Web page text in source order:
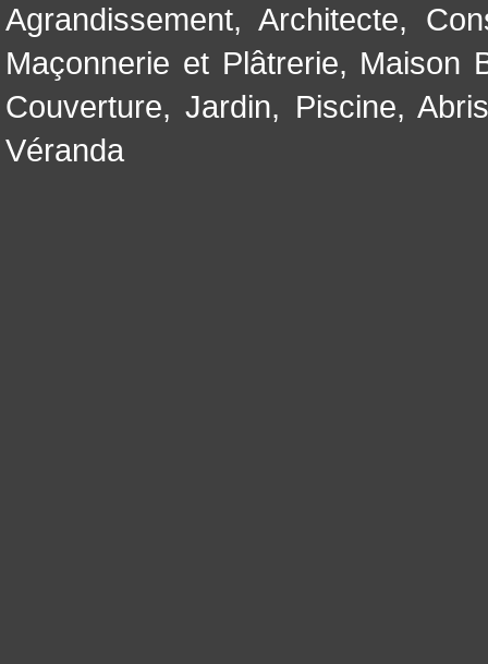
Agrandissement, Architecte,
Maçonnerie et Plâtrerie, Maison
Couverture,Jardin, Piscine,
Véranda